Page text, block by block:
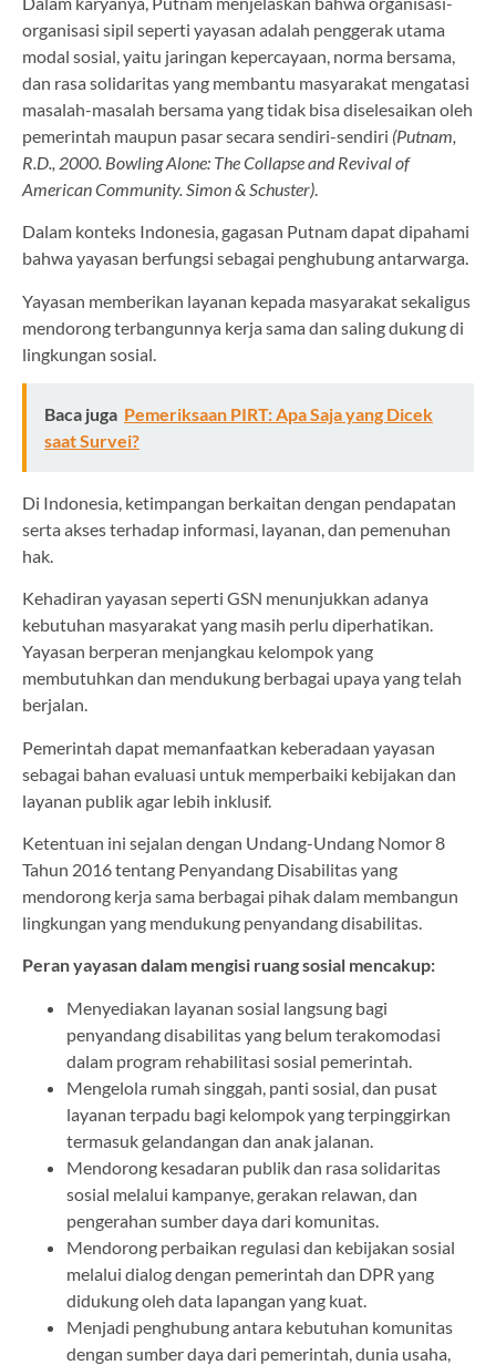
organisasi sipil seperti yayasan adalah penggerak utama
modal sosial, yaitu jaringan kepercayaan, norma bersama,
dan rasa solidaritas yang membantu masyarakat mengatasi
masalah-masalah bersama yang tidak bisa diselesaikan oleh
pemerintah maupun pasar secara sendiri-sendiri (Putnam,
R.D., 2000. Bowling Alone: The Collapse and Revival of
American Community. Simon & Schuster)
Dalam konteks Indonesia, gagasan Putnam dapat dipahami
bahwa yayasan berfungsi sebagai penghubung antarwarga.
Yayasan memberikan layanan kepada masyarakat sekaligus
mendorong terbangunnya kerja sama dan saling dukung di
lingkungan sosial.
Baca juga Pemeriksaan PIRT: Apa Saja yang Dicek
saat Survei?
Di Indonesia, ketimpangan berkaitan dengan pendapatan
serta akses terhadap informasi, layanan, dan pemenuhan
hak.
Kehadiran yayasan seperti GSN menunjukkan adanya
kebutuhan masyarakat yang masih perlu diperhatikan.
Yayasan berperan menjangkau kelompok yang
membutuhkan dan mendukung berbagai upaya yang telah
berjalan.
Pemerintah dapat memanfaatkan keberadaan yayasan
sebagai bahan evaluasi untuk memperbaiki kebijakan dan
layanan publik agar lebih inklusif.
Ketentuan ini sejalan dengan Undang-Undang Nomor 8
Tahun 2016 tentang Penyandang Disabilitas yang
mendorong kerja sama berbagai pihak dalam membangun
lingkungan yang mendukung penyandang disabilitas.
Peran yayasan dalam mengisi ruang sosial mencakup:
Menyediakan layanan sosial langsung bagi
penyandang disabilitas yang belum terakomodasi
dalam program rehabilitasi sosial pemerintah.
Mengelola rumah singgah, panti sosial, dan pusat
layanan terpadu bagi kelompok yang terpinggirkan
termasuk gelandangan dan anak jalanan.
Mendorong kesadaran publik dan rasa solidaritas
sosial melalui kampanye, gerakan relawan, dan
pengerahan sumber daya dari komunitas.
Mendorong perbaikan regulasi dan kebijakan sosial
melalui dialog dengan pemerintah dan DPR yang
didukung oleh data lapangan yang kuat.
Menjadi penghubung antara kebutuhan komunitas
dengan sumber daya dari pemerintah, dunia usaha,